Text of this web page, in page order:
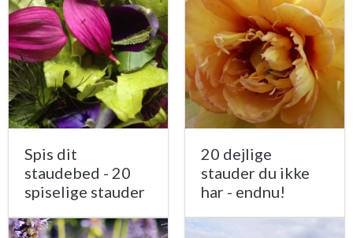
Spis dit
staudebed - 20
spiselige stauder
20 dejlige
stauder du ikke
har - endnu!